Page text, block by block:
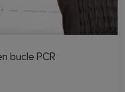
bucle PCR